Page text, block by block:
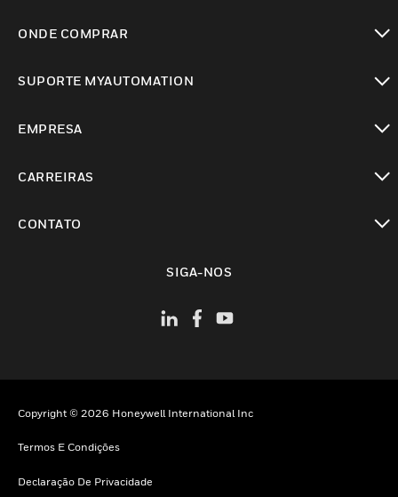
ONDE COMPRAR
SUPORTE MYAUTOMATION
EMPRESA
CARREIRAS
CONTATO
SIGA-NOS
Copyright © 2026 Honeywell International Inc
Termos E Condições
Declaração De Privacidade